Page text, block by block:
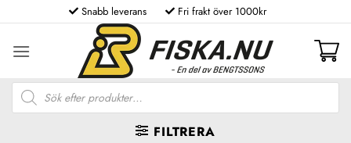
to
content
Snabb leverans Fri frakt över 1000kr
Produktsökning
FILTRERA